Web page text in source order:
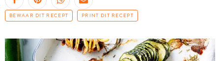
BEWAAR DIT RECEPT PRINT DIT RECEPT